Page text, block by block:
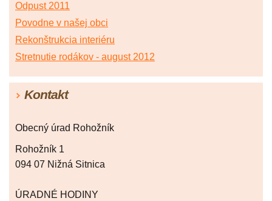
Odpust 2011
Povodne v našej obci
Rekonštrukcia interiéru
Stretnutie rodákov - august 2012
Kontakt
Obecný úrad Rohožník
Rohožník 1
094 07 Nižná Sitnica
ÚRADNÉ HODINY